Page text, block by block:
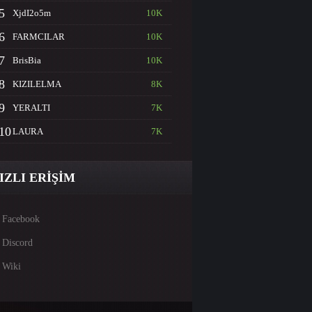
XjdI2o5m 10K
FARMCILAR 10K
BrisBia 10K
KIZILELMA 8K
YERALTI 7K
LAURA 7K
ERİŞİM
Facebook
Discord
Wiki